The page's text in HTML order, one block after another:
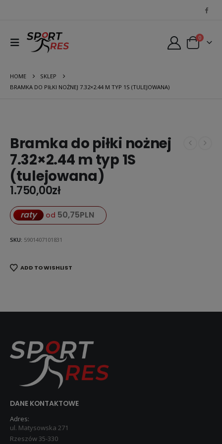
0
HOME
SKLEP
BRAMKA DO PIŁKI NOŻNEJ 7.32×2.44 M TYP 1S (TULEJOWANA)
Bramka do piłki nożnej
7.32×2.44 m typ 1S
(tulejowana)
1.750,00zł
raty od 50,75PLN
SKU: 5901407101831
ADD TO WISHLIST
DANE KONTAKTOWE
Adres:
ul. Matysowska 271
Rzeszów 35-330